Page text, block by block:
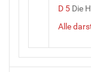
D 5 Die
Alle